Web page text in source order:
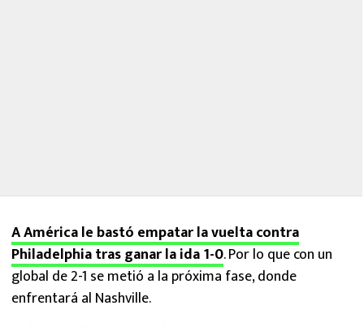
A América le bastó empatar la vuelta contra
Philadelphia tras ganar la ida 1-0. Por lo que con un
global de 2-1 se metió a la próxima fase, donde
enfrentará al Nashville.